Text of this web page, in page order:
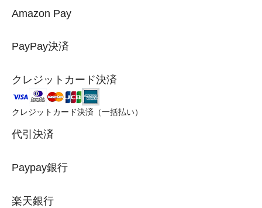
Amazon Pay
PayPay決済
クレジットカード決済
クレジットカード決済（一括払い）
代引決済
Paypay銀行
楽天銀行